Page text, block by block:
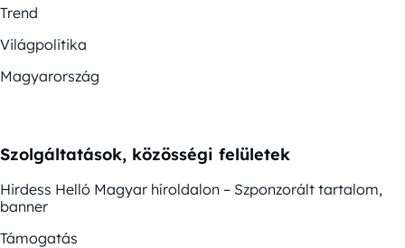
Trend
Világpolitika
Magyarország
Szolgáltatások, közösségi felületek
Hirdess Helló Magyar híroldalon – Szponzorált tartalom,
banner
Támogatás